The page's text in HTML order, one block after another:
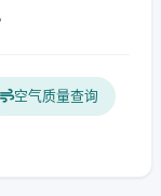
空气质量查询